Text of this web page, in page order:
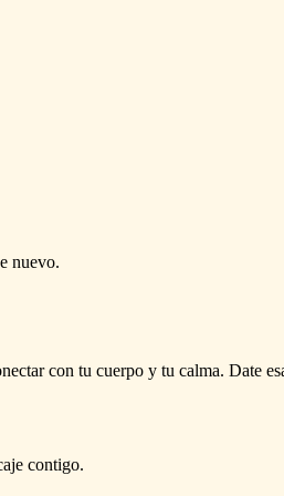
nuevo.
con tu cuerpo y tu calma. Date
contigo.